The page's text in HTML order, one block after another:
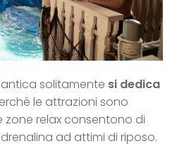
solitamente si dedica
le attrazioni sono
zone relax consentono di
ad attimi di riposo.